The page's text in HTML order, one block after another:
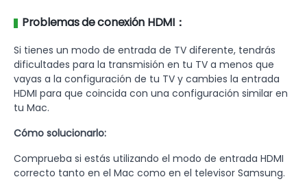
Problemas de conexión HDMI：
Si tienes un modo de entrada de TV diferente, tendrás
dificultades para la transmisión en tu TV a menos que
vayas a la configuración de tu TV y cambies la entrada
HDMI para que coincida con una configuración similar en
tu Mac.
Cómo solucionarlo:
Comprueba si estás utilizando el modo de entrada HDMI
correcto tanto en el Mac como en el televisor Samsung.